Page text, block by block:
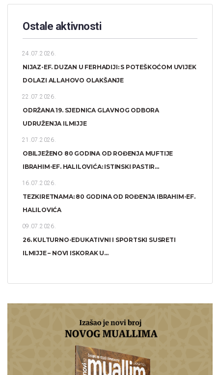
Ostale aktivnosti
24.07.2026.
NIJAZ-EF. DUZAN U FERHADIJI: S POTEŠKOĆOM UVIJEK
DOLAZI ALLAHOVO OLAKŠANJE
22.07.2026.
ODRŽANA 19. SJEDNICA GLAVNOG ODBORA
UDRUŽENJA ILMIJJE
21.07.2026.
OBILJEŽENO 80 GODINA OD ROĐENJA MUFTIJE
IBRAHIM-EF. HALILOVIĆA: ISTINSKI PASTIR...
16.07.2026.
TEZKIRETNAMA: 80 GODINA OD ROĐENJA IBRAHIM-EF.
HALILOVIĆA
09.07.2026.
26. KULTURNO-EDUKATIVNI I SPORTSKI SUSRETI
ILMIJJE – NOVI ISKORAK U...